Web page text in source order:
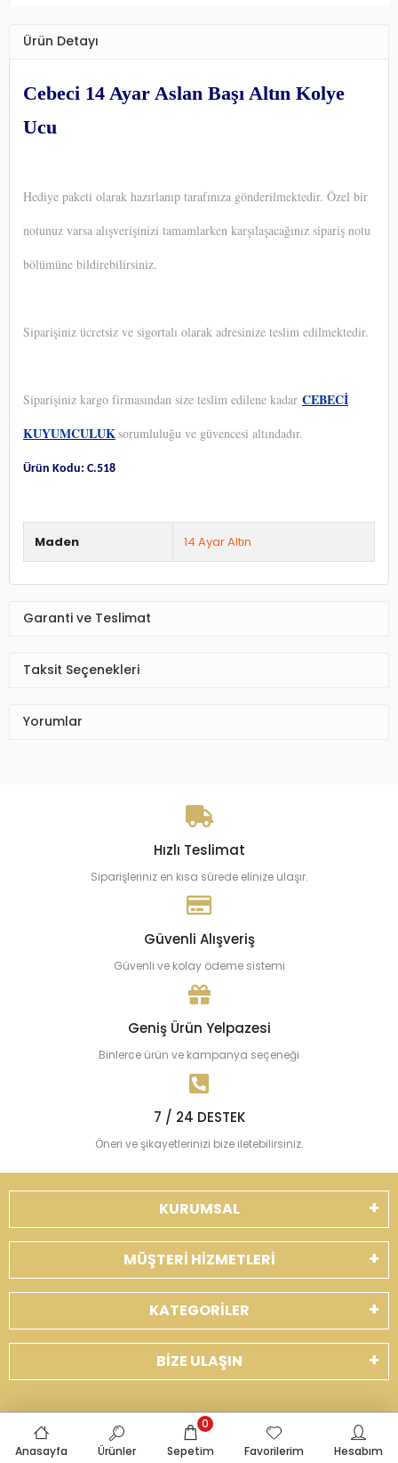
Ürün Detayı
Cebeci 14 Ayar Aslan Başı Altın Kolye
Ucu
Hediye paketi olarak hazırlanıp tarafınıza gönderilmektedir. Özel bir
notunuz varsa alışverişinizi tamamlarken karşılaşacağınız sipariş notu
bölümüne bildirebilirsiniz.
Siparişiniz ücretsiz ve sigortalı olarak adresinize teslim edilmektedir.
Siparişiniz kargo firmasından size teslim edilene kadar CEBECİ
KUYUMCULUKsorumluluğu ve güvencesi altındadır.
Ürün Kodu: C.518
Maden 14 Ayar Altın
Garanti ve Teslimat
Taksit Seçenekleri
Yorumlar
Hızlı Teslimat
Siparişleriniz en kısa sürede elinize ulaşır.
Güvenli Alışveriş
Güvenli ve kolay ödeme sistemi
Geniş Ürün Yelpazesi
Binlerce ürün ve kampanya seçeneği
7 / 24 DESTEK
Öneri ve şikayetlerinizi bize iletebilirsiniz.
KURUMSAL
MÜŞTERİ HİZMETLERİ
KATEGORİLER
BİZE ULAŞIN
Yeni Eklenen Ürünler
Anasayfa Ürünler Sepetim
0
Favorilerim
Hesabım